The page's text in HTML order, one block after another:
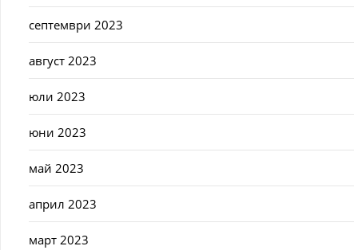
септември 2023
август 2023
юли 2023
юни 2023
май 2023
април 2023
март 2023